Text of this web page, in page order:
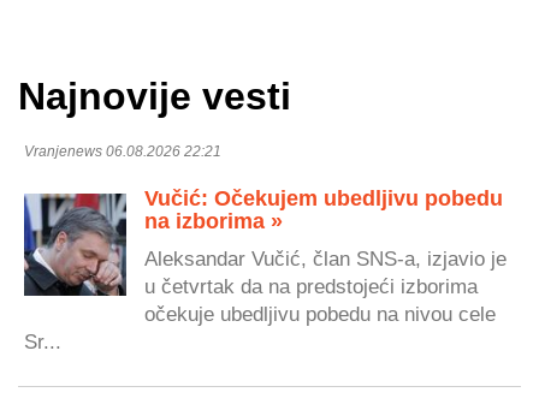
Najnovije vesti
Vranjenews 06.08.2026 22:21
Vučić: Očekujem ubedljivu pobedu
na izborima »
Aleksandar Vučić, član SNS-a, izjavio je
u četvrtak da na predstojeći izborima
očekuje ubedljivu pobedu na nivou cele
Sr...